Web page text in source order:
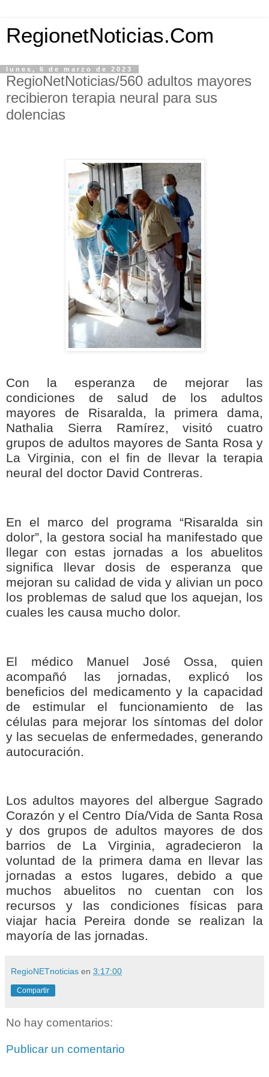
RegionetNoticias.Com
lunes, 6 de marzo de 2023
RegioNetNoticias/560 adultos mayores
recibieron terapia neural para sus
dolencias
Con la esperanza de mejorar las
condiciones de salud de los adultos
mayores de Risaralda, la primera dama,
Nathalia Sierra Ramírez, visitó cuatro
grupos de adultos mayores de Santa Rosa y
La Virginia, con el fin de llevar la terapia
neural del doctor David Contreras.
En el marco del programa “Risaralda sin
dolor”, la gestora social ha manifestado que
llegar con estas jornadas a los abuelitos
significa llevar dosis de esperanza que
mejoran su calidad de vida y alivian un poco
los problemas de salud que los aquejan, los
cuales les causa mucho dolor.
El médico Manuel José Ossa, quien
acompañó las jornadas, explicó los
beneficios del medicamento y la capacidad
de estimular el funcionamiento de las
células para mejorar los síntomas del dolor
y las secuelas de enfermedades, generando
autocuración.
Los adultos mayores del albergue Sagrado
Corazón y el Centro Día/Vida de Santa Rosa
y dos grupos de adultos mayores de dos
barrios de La Virginia, agradecieron la
voluntad de la primera dama en llevar las
jornadas a estos lugares, debido a que
muchos abuelitos no cuentan con los
recursos y las condiciones físicas para
viajar hacia Pereira donde se realizan la
mayoría de las jornadas.
RegioNETnoticias en 3:17:00
Compartir
No hay comentarios:
Publicar un comentario